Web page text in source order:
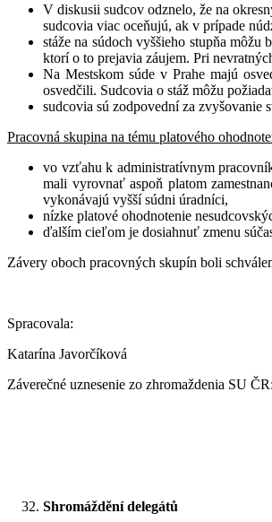
V diskusii sudcov odznelo, že na
sudcovia viac oceňujú, ak v prípade
stáže na súdoch vyššieho stupňa
ktorí o to prejavia záujem. Pri
Na Mestskom súde v Prahe majú
osvedčili. Sudcovia o stáž môžu
sudcovia sú zodpovední za
Pracovná skupina na tému platového
vo vzťahu k administratívnym
mali vyrovnať aspoň platom
vykonávajú vyšší súdni úradníci,
nízke platové ohodnotenie
ďalším cieľom je dosiahnuť zmenu
Závery oboch pracovných skupín boli
Spracovala:
Katarína Javorčíková
Záverečné uznesenie zo zhromaždenia SU ČR:
Shromáždění delegátů